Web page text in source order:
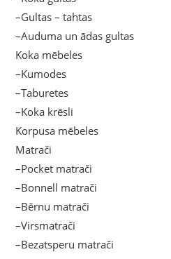
–Gultas – tahtas
–Auduma un ādas gultas
Koka mēbeles
–Kumodes
–Taburetes
–Koka krēsli
Korpusa mēbeles
Matrači
–Pocket matrači
–Bonnell matrači
–Bērnu matrači
–Virsmatrači
–Bezatsperu matrači